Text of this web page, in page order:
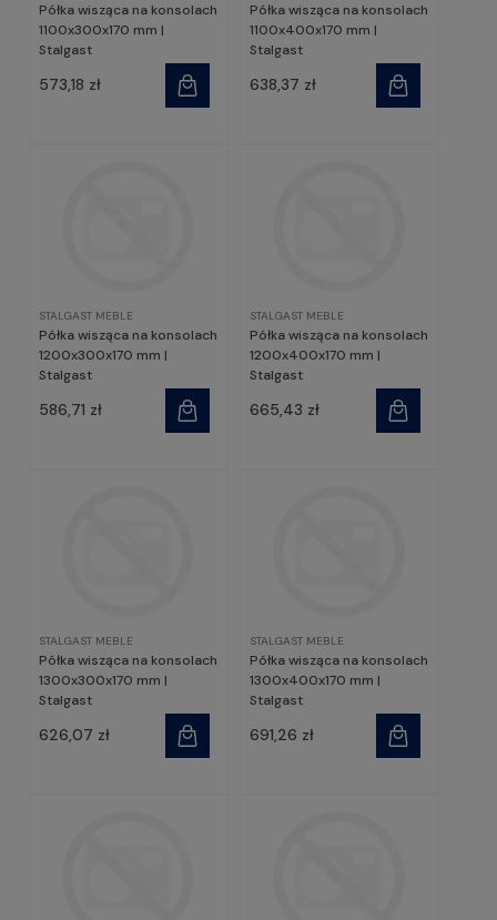
Półka wisząca na konsolach
1100x300x170 mm |
Stalgast
573,18 zł
Półka wisząca na konsolach
1100x400x170 mm |
Stalgast
638,37 zł
STALGAST MEBLE
Półka wisząca na konsolach
1200x300x170 mm |
Stalgast
586,71 zł
STALGAST MEBLE
Półka wisząca na konsolach
1200x400x170 mm |
Stalgast
665,43 zł
STALGAST MEBLE
Półka wisząca na konsolach
1300x300x170 mm |
Stalgast
626,07 zł
STALGAST MEBLE
Półka wisząca na konsolach
1300x400x170 mm |
Stalgast
691,26 zł